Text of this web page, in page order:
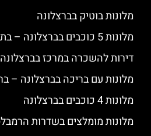
מלונות בוטיק בברצלונה
מלונות 5 כוכבים בברצלונה – בתי מלון יוקרתיים
דירות להשכרה במרכז בברצלונה
מלונות עם בריכה בברצלונה –
מלונות 4 כוכבים בברצלונה
מלונות מומלצים בשדרות